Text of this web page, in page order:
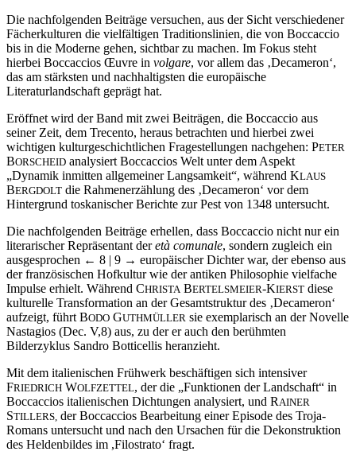
Die nachfolgenden Beiträge versuchen, aus der Sicht verschiedener
Fächerkulturen die vielfältigen Traditionslinien, die von Boccaccio
bis in die Moderne gehen, sichtbar zu machen. Im Fokus steht
hierbei Boccaccios Œuvre in volgare, vor allem das ‚Decameron‘,
das am stärksten und nachhaltigsten die europäische
Literaturlandschaft geprägt hat.
Eröffnet wird der Band mit zwei Beiträgen, die Boccaccio aus
seiner Zeit, dem Trecento, heraus betrachten und hierbei zwei
wichtigen kulturgeschichtlichen Fragestellungen nachgehen: PETER
BORSCHEID analysiert Boccaccios Welt unter dem Aspekt
„Dynamik inmitten allgemeiner Langsamkeit“, während KLAUS
BERGDOLT die Rahmenerzählung des ‚Decameron‘ vor dem
Hintergrund toskanischer Berichte zur Pest von 1348 untersucht.
Die nachfolgenden Beiträge erhellen, dass Boccaccio nicht nur ein
literarischer Repräsentant deretà comunale, sondern zugleich ein
ausgesprochen ← 8 | 9 → europäischer Dichter war, der ebenso aus
der französischen Hofkultur wie der antiken Philosophie vielfache
Impulse erhielt. Während CHRISTA BERTELSMEIER-KIERST diese
kulturelle Transformation an der Gesamtstruktur des ‚Decameron‘
aufzeigt, führt BODO GUTHMÜLLER sie exemplarisch an der Novelle
Nastagios (Dec. V,8) aus, zu der er auch den berühmten
Bilderzyklus Sandro Botticellis heranzieht.
Mit dem italienischen Frühwerk beschäftigen sich intensiver
FRIEDRICH WOLFZETTEL, der die „Funktionen der Landschaft“ in
Boccaccios italienischen Dichtungen analysiert, und R AINER
STILLERS, der Boccaccios Bearbeitung einer Episode des Troja-
Romans untersucht und nach den Ursachen für die Dekonstruktion
des Heldenbildes im ,Filostrato‘ fragt.